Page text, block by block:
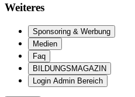
Weiteres
Sponsoring & Werbung
Medien
Faq
BILDUNGSMAGAZIN
Login Admin Bereich